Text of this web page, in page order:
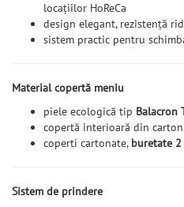
locațiilor HoReCa
design elegant, rezistență
sistem practic pentru
Material copertă meniu
piele ecologică tip Balacron
copertă interioară din
coperti cartonate, buretate 2
Sistem de prindere